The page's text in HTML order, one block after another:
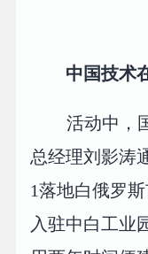
中国技术
活动中，
总经理刘影涛
1落地白俄罗
入驻中白工业